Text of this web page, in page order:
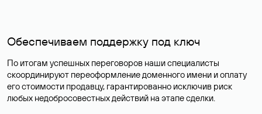
Обеспечиваем поддержку под ключ
По итогам успешных переговоров наши специалисты
скоординируют переоформление доменного имени и оплату
его стоимости продавцу, гарантированно исключив риск
любых недобросовестных действий на этапе сделки.